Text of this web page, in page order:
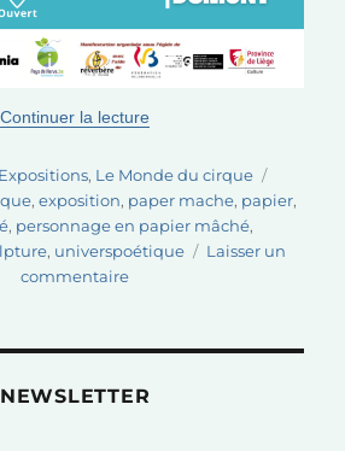
Continuer la lecture
Catégories
Expositions, Le Monde du cirque
, exposition, paper mache, papier,
, personnage en papier mâché,
, universpoétique
Laisser un
commentairesur
d’expositions,
nouvelles
NEWSLETTER